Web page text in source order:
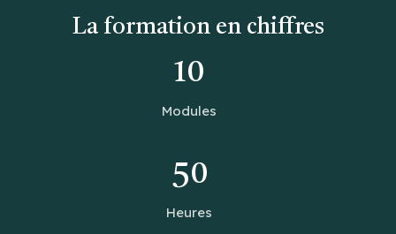
La formation en chiffres
10
Modules
50
Heures